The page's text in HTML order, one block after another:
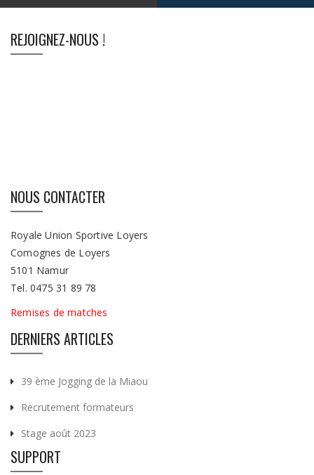
REJOIGNEZ-NOUS !
NOUS CONTACTER
Royale Union Sportive Loyers
Comognes de Loyers
5101 Namur
Tel. 0475 31 89 78
Remises de matches
DERNIERS ARTICLES
39 ème Jogging de la Miaou
Recrutement formateurs
Stage août 2023
SUPPORT